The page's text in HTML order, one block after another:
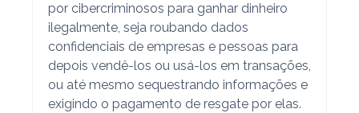
por cibercriminosos para ganhar dinheiro
ilegalmente, seja roubando dados
confidenciais de empresas e pessoas para
depois vendê-los ou usá-los em transações,
ou até mesmo sequestrando informações e
exigindo o pagamento de resgate por elas.